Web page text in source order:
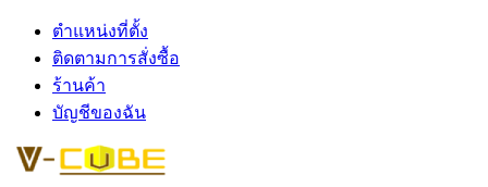
ตำแหน่งที่ตั้ง
ติดตามการสั่งซื้อ
ร้านค้า
บัญชีของฉัน